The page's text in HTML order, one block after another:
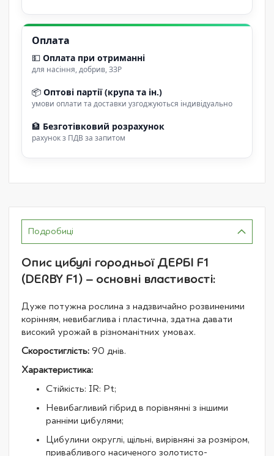
Оплата
💵 Оплата при отриманні
для насіння, добрив, ЗЗР
📦 Оптові партії (крупа та ін.)
умови оплати та доставки узгоджуються індивідуально
🏦 Безготівковий розрахунок
рахунок з ПДВ за запитом
Подробиці
Опис цибулі городньої ДЕРБІ F1
(DERBY F1) – основні властивості:
Дуже потужна рослина з надзвичайно розвиненими
корінням, невибаглива і пластична, здатна давати
високий урожай в різноманітних умовах.
Скоростиглість: 90 днів.
Характеристика:
Стійкість: IR: Pt;
Невибагливий гібрид в порівнянні з іншими
ранніми цибулями;
Цибулини округлі, щільні, вирівняні за розміром,
привабливого насиченого золотисто-